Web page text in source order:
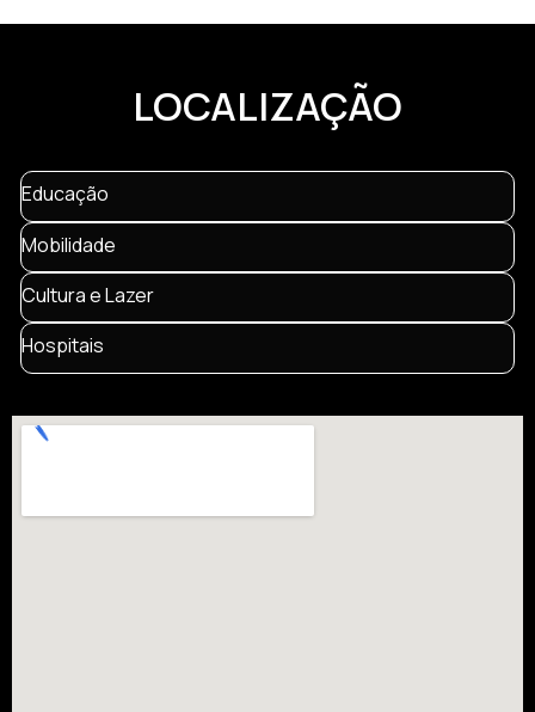
LOCALIZAÇÃO
Educação
Mobilidade
Cultura e Lazer
Hospitais